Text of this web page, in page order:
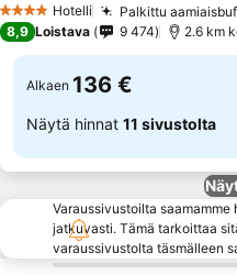
4 Tähtiluokitus
Hotelli Palkittu
8,9 Loistava 9 474 2.6 km
Alkaen 136 €
Näytä hinnat 11 sivustolta
Varaussivustoilta
jatkuvasti. Tämä tarkoittaa
varaussivustolta täsmälleen